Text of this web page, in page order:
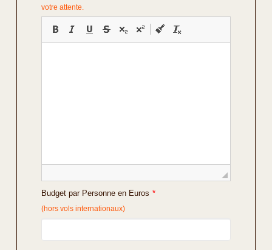
votre attente.
Budget par Personne en Euros *
(hors vols internationaux)